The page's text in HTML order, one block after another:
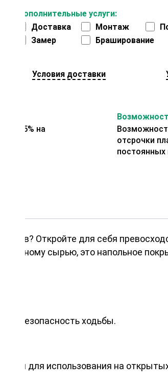
Дополнительные услуги:
Доставка
Монтаж
Замер
Браширование
Условия доставки
5% на
отсрочки
постоянных
Откройте для себя
сырью, это напольное
и безопасность ходьбы.
для использования на